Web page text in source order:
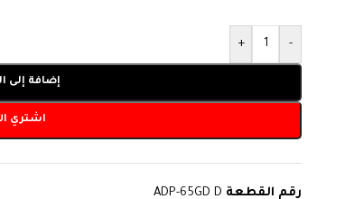
-
+
إضافة إلى
اشتري
رقم القطعة ADP-65GD D